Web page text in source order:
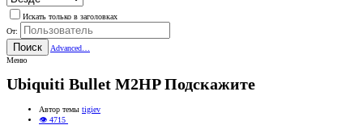
Искать только в заголовках
От:
Поиск
Advanced…
Меню
Ubiquiti Bullet M2HP Подскажите
Автор темы tigiev
👁 4715